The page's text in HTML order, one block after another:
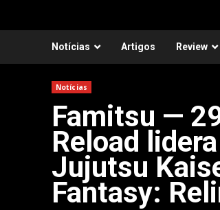
Notícias Artigos Review
Notícias
Famitsu —
Reload
Jujutsu
Fantasy: